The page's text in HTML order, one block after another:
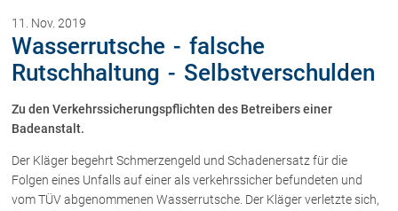
Immobilienrecht, Bauträgerrecht
Ferienimmobilien in Vorarlberg
Erbrecht
Familienrecht und Scheidungen
Prozessführung und
Skiunfälle in Österreich
11. Nov. 2019
Wasserrutsche - falsche
Rutschhaltung - Selbstverschulden
Zu den Verkehrssicherungspflichten des Betreibers einer
Badeanstalt.
Der Kläger begehrt Schmerzengeld und Schadenersatz für die
Folgen eines Unfalls auf einer als verkehrssicher befundeten und
vom TÜV abgenommenen Wasserrutsche. Der Kläger verletzte sich,